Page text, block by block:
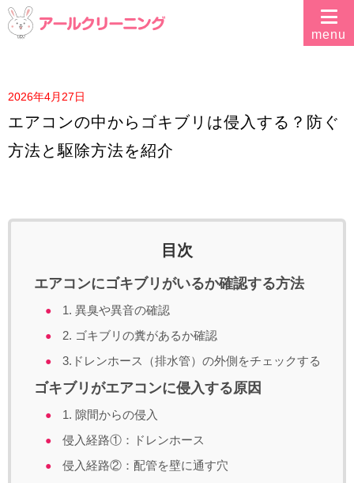
2026年4月27日
エアコンの中からゴキブリは侵入する？防ぐ
方法と駆除方法を紹介
目次
エアコンにゴキブリがいるか確認する方法
1. 異臭や異音の確認
2. ゴキブリの糞があるか確認
3.ドレンホース（排水管）の外側をチェックする
ゴキブリがエアコンに侵入する原因
1. 隙間からの侵入
侵入経路①：ドレンホース
侵入経路②：配管を壁に通す穴